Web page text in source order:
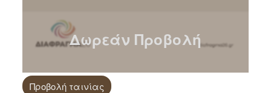
Δωρεάν Προβολή
Προβολή ταινίας